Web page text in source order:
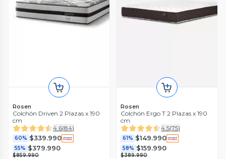
Rosen
Colchón Driven 2 Plazas x 190
cm
4.6(84)
60% $339.990
55% $379.990
$859.990
Rosen
Colchón Ergo T 2 Plazas x 190
cm
4.5(75)
61% $149.990
58% $159.990
$389.990